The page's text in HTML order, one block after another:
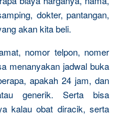
dokter, pantangan,
akan kita beli.
nomor telpon, nomer
menanyakan jadwal buka
apakah 24 jam, dan
generik. Serta bisa
kalau obat diracik, serta